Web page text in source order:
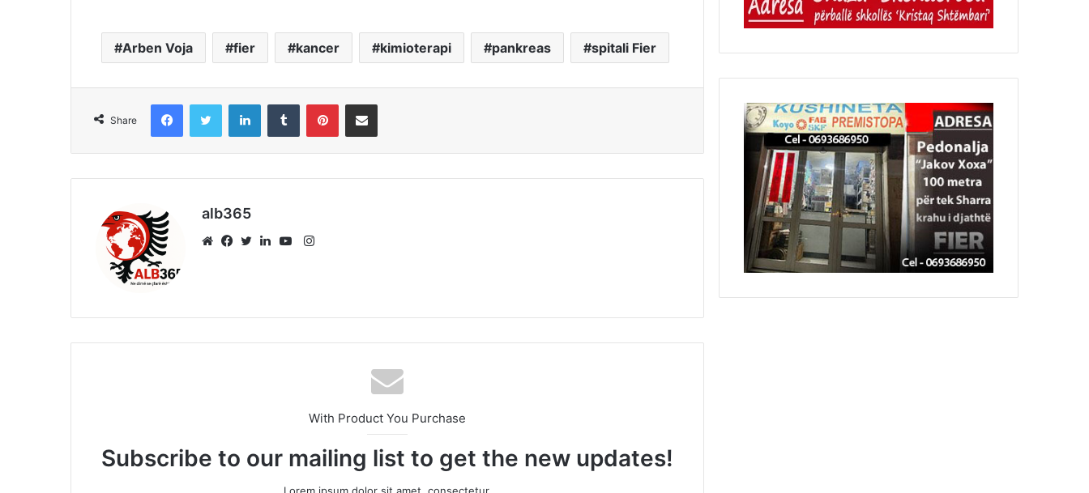
Arben Voja fier kancer kimioterapi pankreas spitali Fier
Share
FacebookTwitter LinkedInTumblr PinterestShare via Email
alb365
Instagram
With Product You Purchase
Subscribe to our mailing list to get the new updates!